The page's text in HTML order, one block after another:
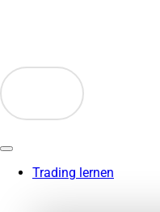
Trading lernen